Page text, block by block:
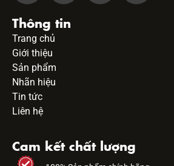
Thông tin
Trang chủ
Giới thiệu
Sản phẩm
Nhãn hiệu
Tin tức
Liên hệ
Cam kết chất lượng